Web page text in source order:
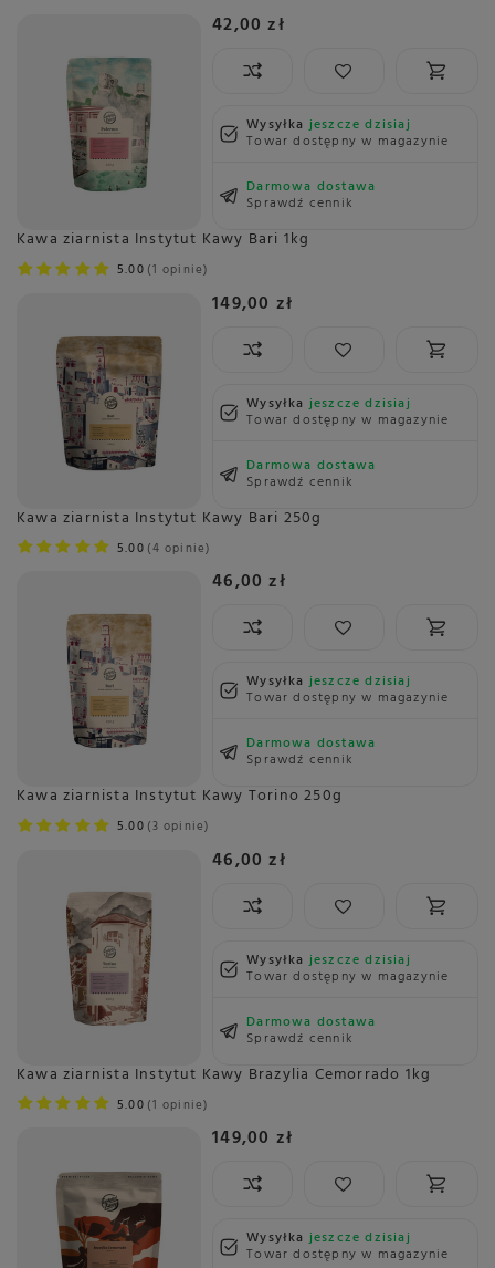
42,00 zł
Wysyłkajeszcze dzisiaj
Towar dostępny w magazynie
Darmowa dostawa
Sprawdź cennik
Kawa ziarnista Instytut Kawy Bari 1kg
5.00 1 opinie
149,00 zł
Wysyłkajeszcze dzisiaj
Towar dostępny w magazynie
Darmowa dostawa
Sprawdź cennik
Kawa ziarnista Instytut Kawy Bari 250g
5.00 4 opinie
46,00 zł
Wysyłkajeszcze dzisiaj
Towar dostępny w magazynie
Darmowa dostawa
Sprawdź cennik
Kawa ziarnista Instytut Kawy Torino 250g
5.00 3 opinie
46,00 zł
Wysyłkajeszcze dzisiaj
Towar dostępny w magazynie
Darmowa dostawa
Sprawdź cennik
Kawa ziarnista Instytut Kawy Brazylia Cemorrado 1kg
5.00 1 opinie
149,00 zł
Wysyłkajeszcze dzisiaj
Towar dostępny w magazynie